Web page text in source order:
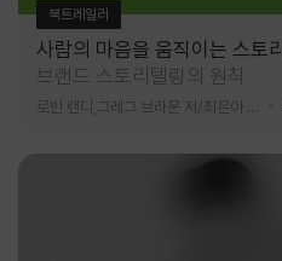
북트레일러
사람의 마음을 움직이는 스토리
브랜드 스토리텔링의 원칙